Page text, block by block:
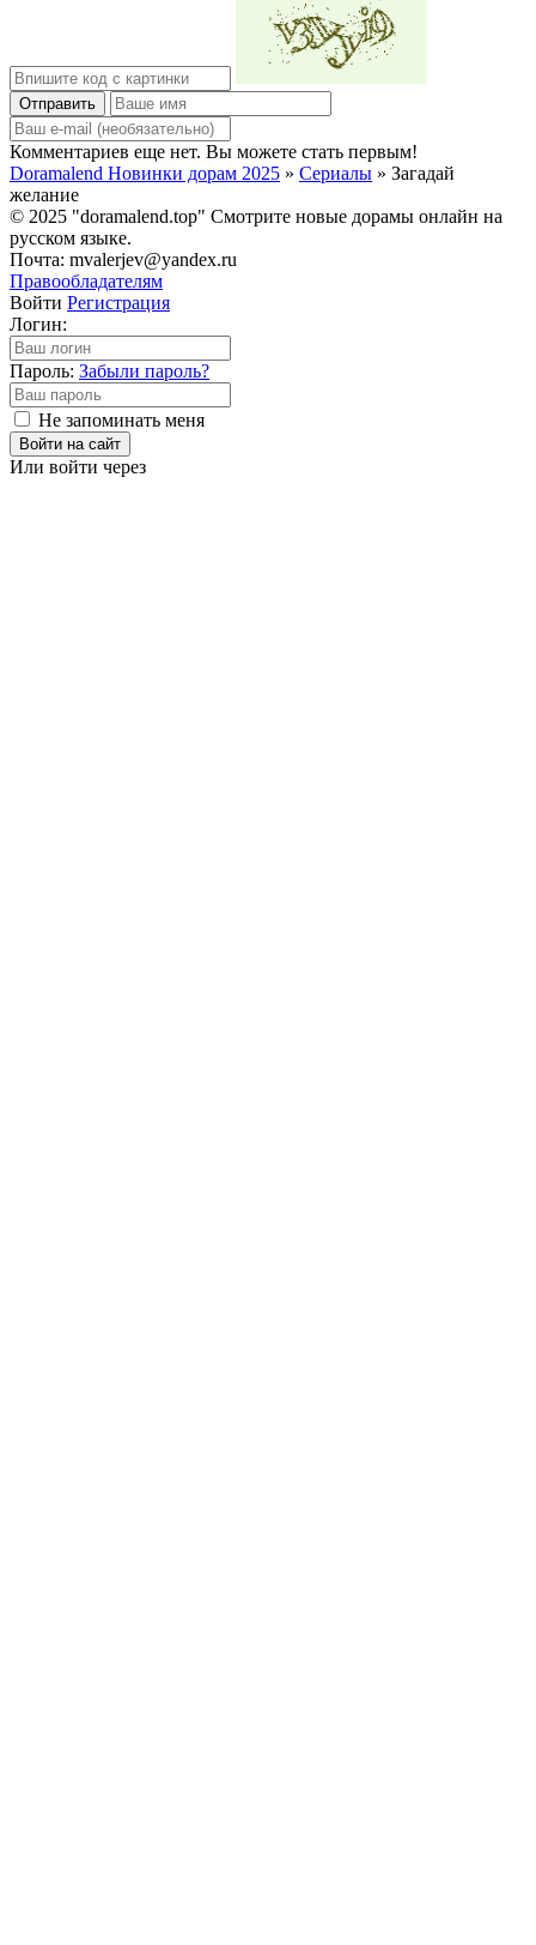
Отправить
Комментариев еще нет. Вы можете стать первым!
Doramalend Новинки дорам 2025 » Сериалы » Загадай
желание
© 2025 "doramalend.top" Смотрите новые дорамы онлайн на
русском языке.
Почта: mvalerjev@yandex.ru
Правообладателям
Войти Регистрация
Логин:
Пароль: Забыли пароль?
Не запоминать меня
Войти на сайт
Или войти через